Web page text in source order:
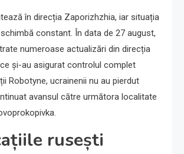
în direcția Zaporizhzhia, iar situația
constant. În data de 27 august,
numeroase actualizări din direcția
și-au asigurat controlul complet
Robotyne, ucrainenii nu au pierdut
avansul către următora localitate
rusești